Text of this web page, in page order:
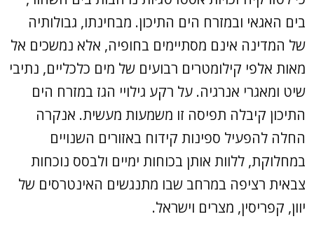
בים האגאי ובמזרח הים התיכון. מבחינתו, גבולותיה
של המדינה אינם מסתיימים בחופיה, אלא נמשכים אל
מאות אלפי קילומטרים רבועים של מים כלכליים, נתיבי
שיט ומאגרי אנרגיה. על רקע גילויי הגז במזרח הים
התיכון קיבלה תפיסה זו משמעות מעשית. אנקרה
החלה להפעיל ספינות קידוח באזורים השנויים
במחלוקת, ללוות אותן בכוחות ימיים ולבסס נוכחות
צבאית רציפה במרחב שבו מתנגשים האינטרסים של
יוון, קפריסין, מצרים וישראל.